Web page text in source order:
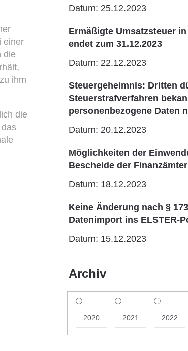
einer
die
ihm
die
Datum: 25.12.2023
Ermäßigte Umsatzsteuer
endet zum 31.12.2023
Datum: 22.12.2023
Steuergeheimnis: Dritten
Steuerstrafverfahren
personenbezogene Daten
Datum: 20.12.2023
Möglichkeiten der
Bescheide der Finanzämter
Datum: 18.12.2023
Keine Änderung nach §
Datenimport ins ELSTER-
Datum: 15.12.2023
Archiv
2020 2021 2022